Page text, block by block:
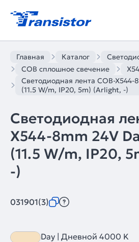
Главная Каталог
COB сплошное свечение
Светодиодная лента COB-X544-
(11.5 W/m, IP20, 5m) (Arlight, -)
Светодиодная
X544-8mm 24V
(11.5 W/m, IP20,
-)
031901(3)
Day | Дневной 4000 K